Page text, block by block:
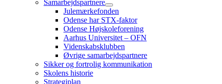
Samarbejdspartnere
Julemærkefonden
Odense har STX-faktor
Odense Højskoleforening
Aarhus Universitet – OFN
Videnskabsklubben
Øvrige samarbejdspartnere
Sikker og fortrolig kommunikation
Skolens historie
Strategiplan